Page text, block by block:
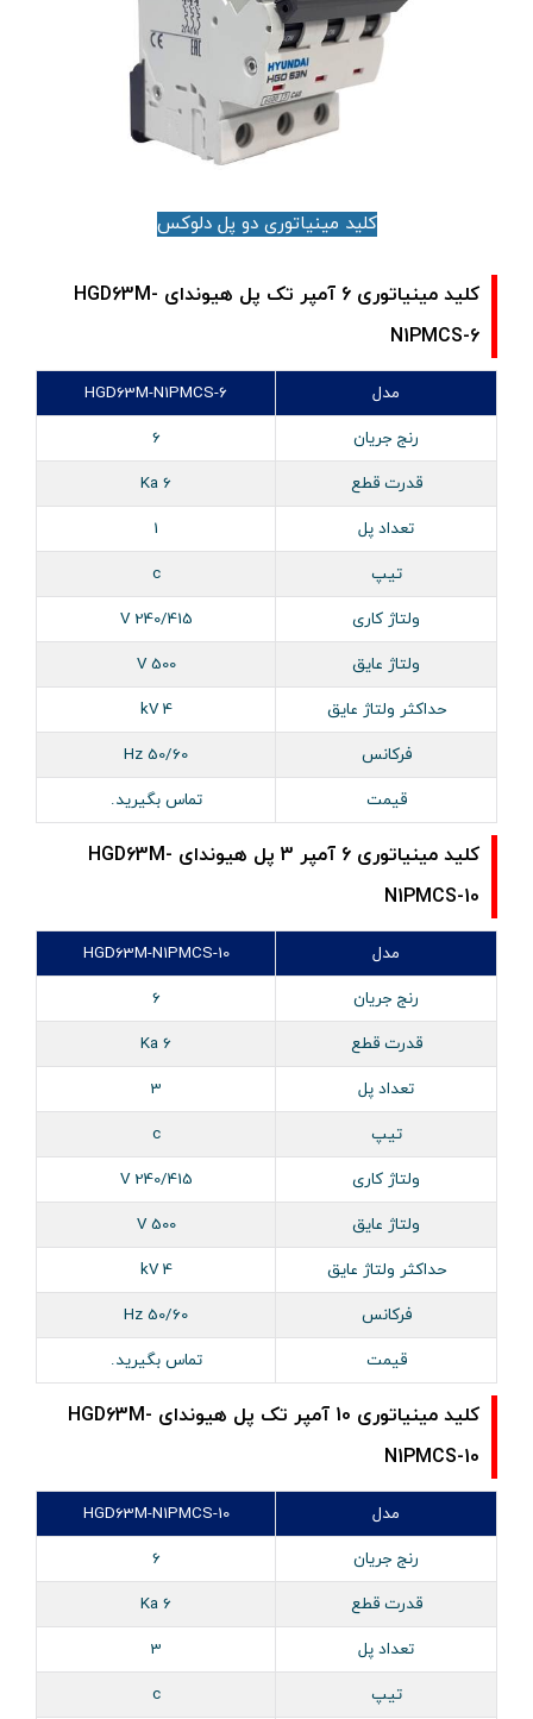
کلید مینیاتوری دو پل دلوکس
کلید مینیاتوری 6 آمپر تک پل هیوندای HGD63M-
N1PMCS-6
مدل
HGD63M-N1PMCS-6
رنج جریان
6
قدرت قطع
6 Ka
تعداد پل
1
تیپ
c
ولتاژ کاری
240/415 V
ولتاژ عایق
500 V
حداکثر ولتاژ عایق
4 kV
فرکانس
50/60 Hz
قیمت
تماس بگیرید.
کلید مینیاتوری 6 آمپر 3 پل هیوندای HGD63M-
N1PMCS-10
مدل
HGD63M-N1PMCS-10
رنج جریان
6
قدرت قطع
6 Ka
تعداد پل
3
تیپ
c
ولتاژ کاری
240/415 V
ولتاژ عایق
500 V
حداکثر ولتاژ عایق
4 kV
فرکانس
50/60 Hz
قیمت
تماس بگیرید.
کلید مینیاتوری 10 آمپر تک پل هیوندای HGD63M-
N1PMCS-10
مدل
HGD63M-N1PMCS-10
رنج جریان
6
قدرت قطع
6 Ka
تعداد پل
3
تیپ
c